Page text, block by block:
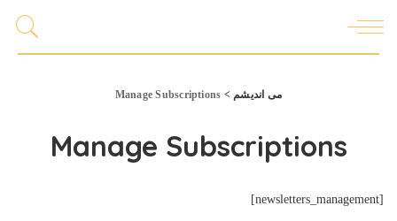
می اندیشم >
Manage Subscriptions
Manage Subscriptions
[newsletters_management]